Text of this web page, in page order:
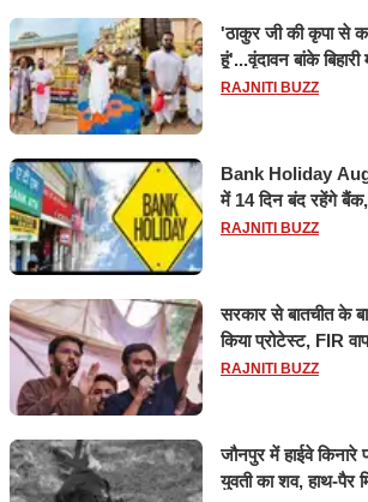
'ठाकुर जी की कृपा से
हूं'...वृंदावन बांके
किया श्री काशी
RAJNITI BUZZ
Bank Holiday
में 14 दिन बंद रहेंगे
छुट्टियों की लिस्ट​​​​​​​
RAJNITI BUZZ
सरकार से बातचीत के
किया प्रोटेस्ट, FIR
पर बनी सहमति
RAJNITI BUZZ
जौनपुर में हाईवे किनारे
युवती का शव, हाथ-पैर